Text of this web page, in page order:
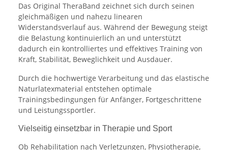
Das Original TheraBand zeichnet sich durch seinen
gleichmäßigen und nahezu linearen
Widerstandsverlauf aus. Während der Bewegung steigt
die Belastung kontinuierlich an und unterstützt
dadurch ein kontrolliertes und effektives Training von
Kraft, Stabilität, Beweglichkeit und Ausdauer.
Durch die hochwertige Verarbeitung und das elastische
Naturlatexmaterial entstehen optimale
Trainingsbedingungen für Anfänger, Fortgeschrittene
und Leistungssportler.
Vielseitig einsetzbar in Therapie und Sport
Ob Rehabilitation nach Verletzungen, Physiotherapie,